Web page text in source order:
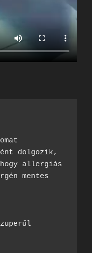
dolgozik,
allergiás
mentes